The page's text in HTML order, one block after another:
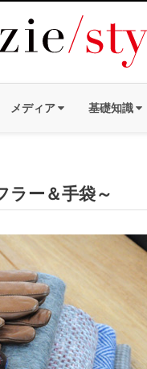
メディア 基礎知識
ー＆手袋～